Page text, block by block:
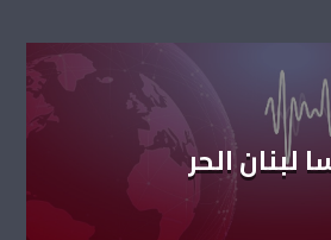
لبنان الحر